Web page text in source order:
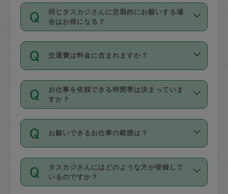
いません。
があり、レビュー件数、レビューの平均
値、などで除々に設定可能な最高額が上
がっていく仕組みになっています。
お支払方法はクレジットカード（Visa／
Master／JCB／AMERICAN EXPRESS／
Diners Club）のみとなります。
を行う際にご入力ください。プロフィー
ル登録時にはご入力いただかなくても大
丈夫です。
デビットカード・プリペイドカード（Vプ
リカ、au WALLETなど）は支払にはご利
銀行振込や現金払いも対応していませ
なお、タスカジさんの交通費も、依頼料
金のご請求と合わせてお支払いとなりま
同じタスカジさんに定期的にお願いする場
合はお得になる？
依頼には「スポット」と「定期（毎週｜
隔週）」があり、「定期」の依頼は「ス
ポット」よりお得な料金でご利用できま
す。
定期の最低利用回数は設けていない代わ
りに、一定数を超えたキャンセルは有償
（例：毎週定期の場合は３回以上のキャ
ンセルが有償（1200円、隔週定期の場合
は２回以上のキャンセルが有償（1200
交通費は料金に含まれますか？
交通費は依頼料金とは別途発生し、依頼
料金のご請求と合わせてお支払いとなり
ます。交通費の金額は「依頼の詳細」に
お仕事を依頼できる時間帯は決まっていま
すか？
時間帯は3種類あります。いずれも１回あ
たり３時間です。
・ＡＭ ９時～１２時
・ＰＭ １３時～１６時
・夜 １８時～２１時
お願いできるお仕事の範囲は？
掃除、整理収納、洗濯、買い物、料理、
作り置きです。タスカジさんによってで
きる仕事の範囲が異なりますので、依頼
タスカジさんにはどのような方が登録して
いるのですか？